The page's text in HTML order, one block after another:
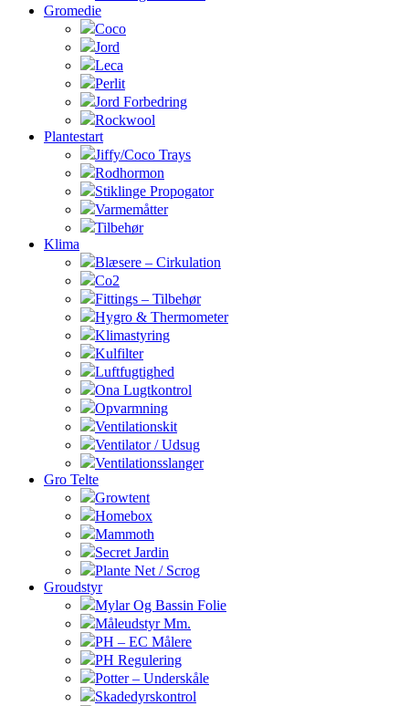
Gromedie
Coco
Jord
Leca
Perlit
Jord Forbedring
Rockwool
Plantestart
Jiffy/Coco Trays
Rodhormon
Stiklinge Propogator
Varmemåtter
Tilbehør
Klima
Blæsere – Cirkulation
Co2
Fittings – Tilbehør
Hygro & Thermometer
Klimastyring
Kulfilter
Luftfugtighed
Ona Lugtkontrol
Opvarmning
Ventilationskit
Ventilator / Udsug
Ventilationsslanger
Gro Telte
Growtent
Homebox
Mammoth
Secret Jardin
Plante Net / Scrog
Groudstyr
Mylar Og Bassin Folie
Måleudstyr Mm.
PH – EC Målere
PH Regulering
Potter – Underskåle
Skadedyrskontrol